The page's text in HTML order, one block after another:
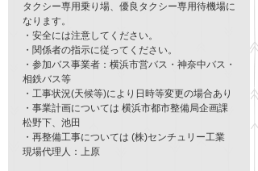
タクシー専用乗り場、優良タクシー専用待機場に
なります。
・安全には注意してください。
・関係者の指示に従ってください。
・参加バス事業者：横浜市営バス・神奈中バス・
相鉄バス等
・工事状況(天候等)により日時等変更の場合あり
・事業計画については 横浜市都市整備局企画課
松野下、池田
・再整備工事については (株)センチュリー工業
現場代理人：上原